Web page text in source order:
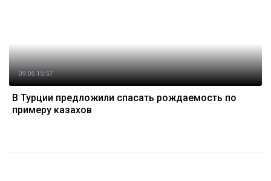
09.05 15:57
В Турции предложили спасать рождаемость по
примеру казахов